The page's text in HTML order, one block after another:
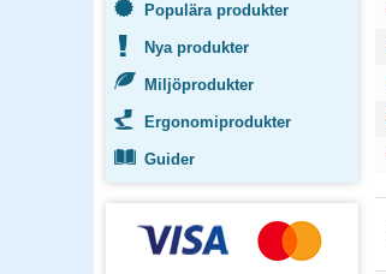
Populära produkter
Nya produkter
Miljöprodukter
Ergonomiprodukter
Guider